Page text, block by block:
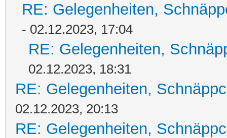
RE: Gelegenheiten,
- 02.12.2023, 17:04
RE: Gelegenheiten,
02.12.2023, 18:31
RE: Gelegenheiten,
02.12.2023, 20:13
RE: Gelegenheiten,